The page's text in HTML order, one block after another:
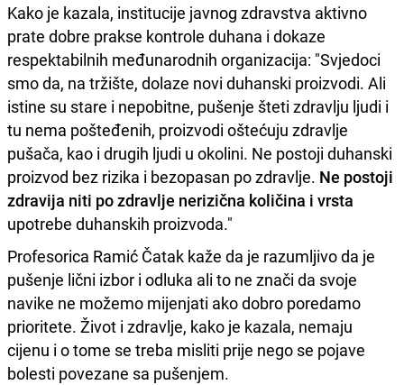
Kako je kazala, institucije javnog zdravstva aktivno
prate dobre prakse kontrole duhana i dokaze
respektabilnih međunarodnih organizacija: "Svjedoci
smo da, na tržište, dolaze novi duhanski proizvodi. Ali
istine su stare i nepobitne, pušenje šteti zdravlju ljudi i
tu nema pošteđenih, proizvodi oštećuju zdravlje
pušača, kao i drugih ljudi u okolini. Ne postoji duhanski
proizvod bez rizika i bezopasan po zdravlje. Ne postoji
zdravija niti po zdravlje nerizična količina i vrsta
upotrebe duhanskih proizvoda."
Profesorica Ramić Čatak kaže da je razumljivo da je
pušenje lični izbor i odluka ali to ne znači da svoje
navike ne možemo mijenjati ako dobro poredamo
prioritete. Život i zdravlje, kako je kazala, nemaju
cijenu i o tome se treba misliti prije nego se pojave
bolesti povezane sa pušenjem.